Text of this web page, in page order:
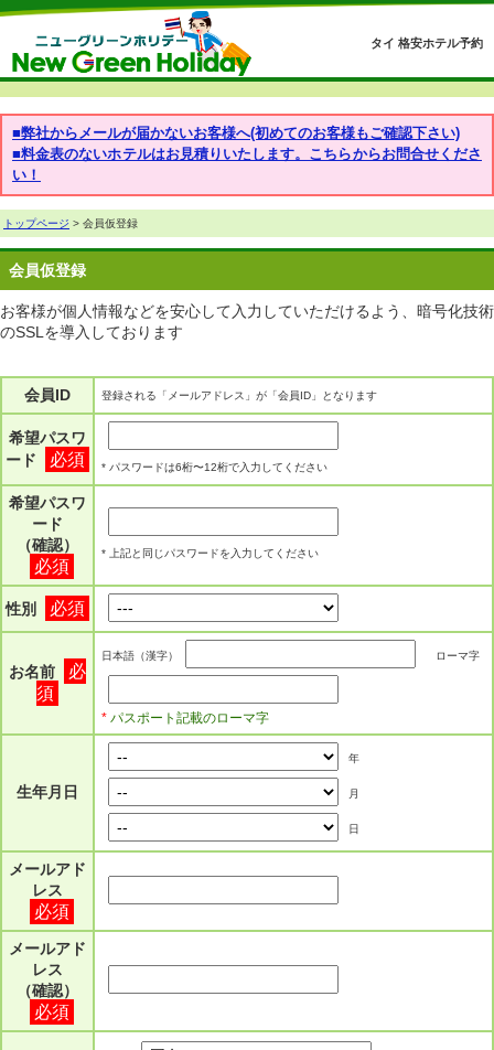
タイ 格安ホテル予約
■弊社からメールが届かないお客様へ(初めてのお客様もご確認下さい)
■料金表のないホテルはお見積りいたします。こちらからお問合せくださ
い！
トップページ > 会員仮登録
会員仮登録
お客様が個人情報などを安心して入力していただけるよう、暗号化技術
のSSLを導入しております
会員ID 登録される「メールアドレス」が「会員ID」となります
希望パスワ
ード
必須 * パスワードは6桁〜12桁で入力してください
希望パスワ
ード
（確認）
必須
* 上記と同じパスワードを入力してください
性別 必須
お名前
必
須
日本語（漢字） ローマ字
* パスポート記載のローマ字
生年月日
年
月
日
メールアド
レス
必須
メールアド
レス
（確認）
必須